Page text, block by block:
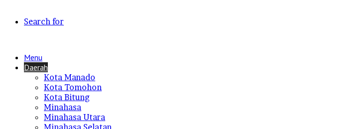
Search for
Menu
Daerah
Kota Manado
Kota Tomohon
Kota Bitung
Minahasa
Minahasa Utara
Minahasa Selatan